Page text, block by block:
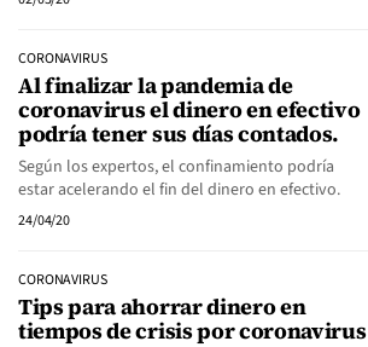
CORONAVIRUS
Al finalizar la pandemia de
coronavirus el dinero en efectivo
podría tener sus días contados.
Según los expertos, el confinamiento podría
estar acelerando el fin del dinero en efectivo.
24/04/20
CORONAVIRUS
Tips para ahorrar dinero en
tiempos de crisis por coronavirus